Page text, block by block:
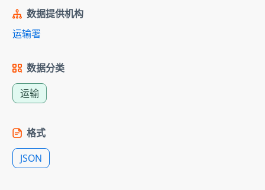
数据提供机构
运输署
数据分类
运输
格式
JSON